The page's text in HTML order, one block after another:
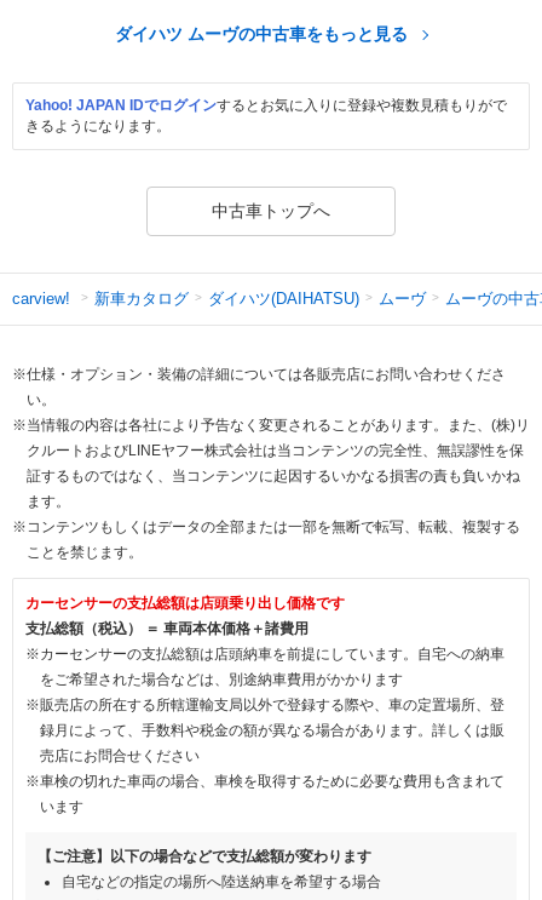
ダイハツ ムーヴの中古車をもっと見る
Yahoo! JAPAN IDでログインするとお気に入りに登録や複数見積もりがで
きるようになります。
中古車トップへ
carview! 新車カタログ ダイハツ(DAIHATSU) ムーヴ ムーヴの中
※仕様・オプション・装備の詳細については各販売店にお問い合わせくださ
い。
※当情報の内容は各社により予告なく変更されることがあります。また、(株)リ
クルートおよびLINEヤフー株式会社は当コンテンツの完全性、無誤謬性を保
証するものではなく、当コンテンツに起因するいかなる損害の責も負いかね
ます。
※コンテンツもしくはデータの全部または一部を無断で転写、転載、複製する
ことを禁じます。
カーセンサーの支払総額は店頭乗り出し価格です
支払総額（税込） ＝ 車両本体価格＋諸費用
※カーセンサーの支払総額は店頭納車を前提にしています。自宅への納車
をご希望された場合などは、別途納車費用がかかります
※販売店の所在する所轄運輸支局以外で登録する際や、車の定置場所、登
録月によって、手数料や税金の額が異なる場合があります。詳しくは販
売店にお問合せください
※車検の切れた車両の場合、車検を取得するために必要な費用も含まれて
います
【ご注意】以下の場合などで支払総額が変わります
自宅などの指定の場所へ陸送納車を希望する場合